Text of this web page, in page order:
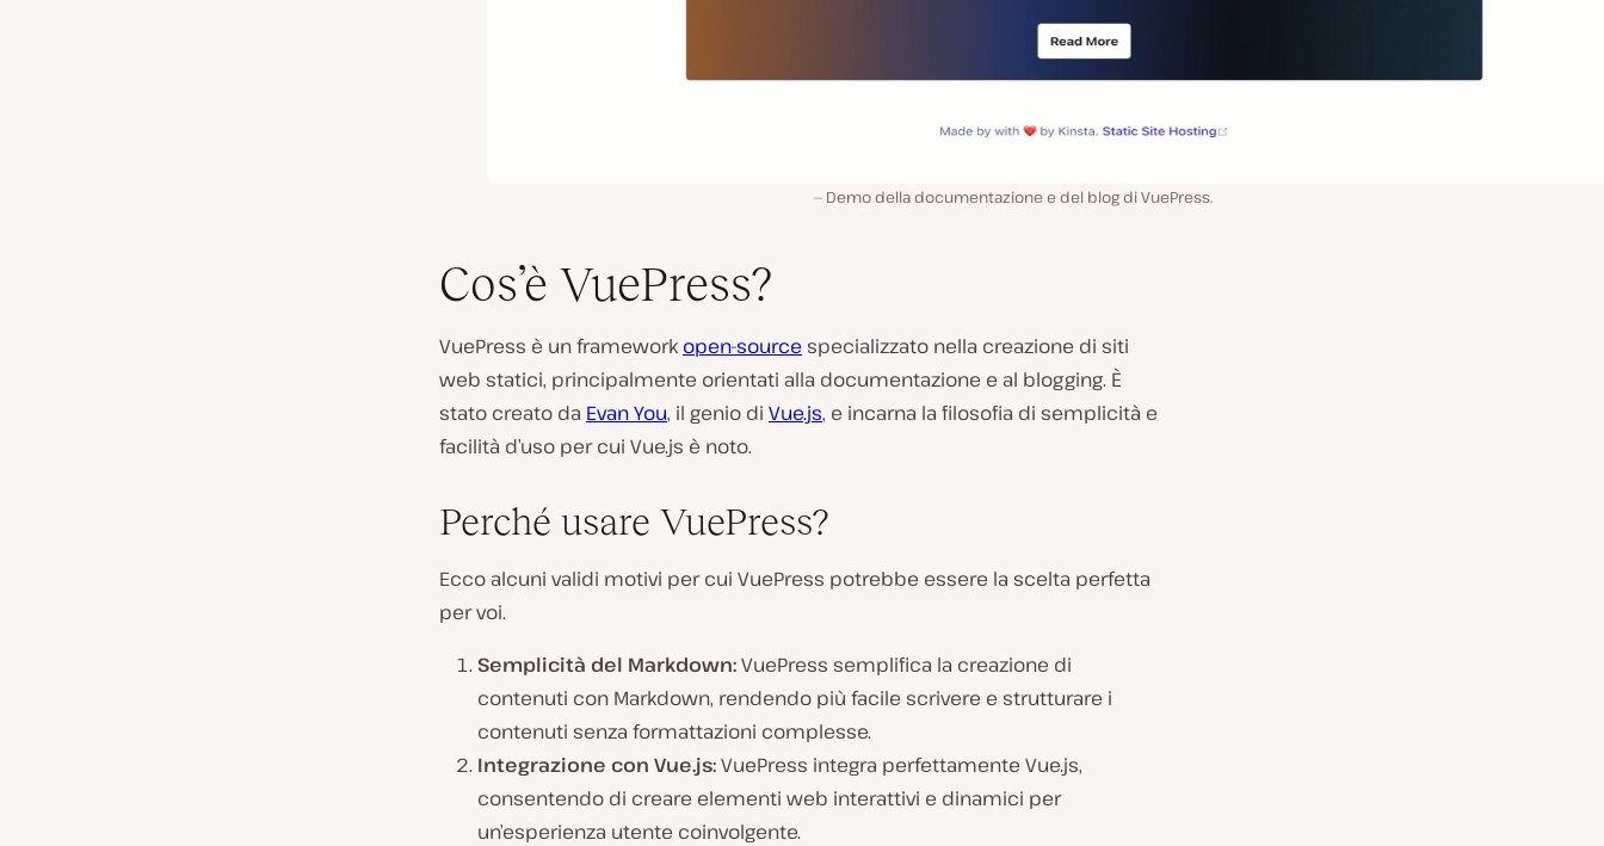
Demo della documentazione e del blog di VuePress.
Cos’è VuePress?
VuePress è un framework open-source specializzato nella creazione di siti
web statici, principalmente orientati alla documentazione e al blogging. È
stato creato da Evan You, il genio di Vue.js, e incarna la filosofia di semplicità e
facilità d’uso per cui Vue.js è noto.
Perché usare VuePress?
Ecco alcuni validi motivi per cui VuePress potrebbe essere la scelta perfetta
per voi.
Semplicità del Markdown:VuePress semplifica la creazione di
contenuti con Markdown, rendendo più facile scrivere e strutturare i
contenuti senza formattazioni complesse.
Integrazione con Vue.js:VuePress integra perfettamente Vue.js,
consentendo di creare elementi web interattivi e dinamici per
un’esperienza utente coinvolgente.